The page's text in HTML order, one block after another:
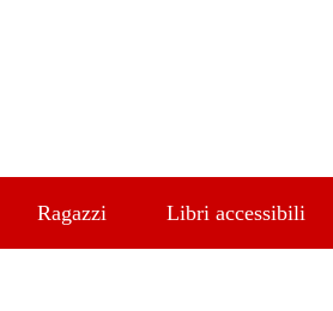
Ragazzi Libri accessibili